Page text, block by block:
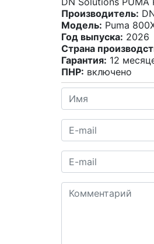
Производитель:
Модель: Puma
Год выпуска: 2026
Страна
Гарантия: 12
ПНР: включено